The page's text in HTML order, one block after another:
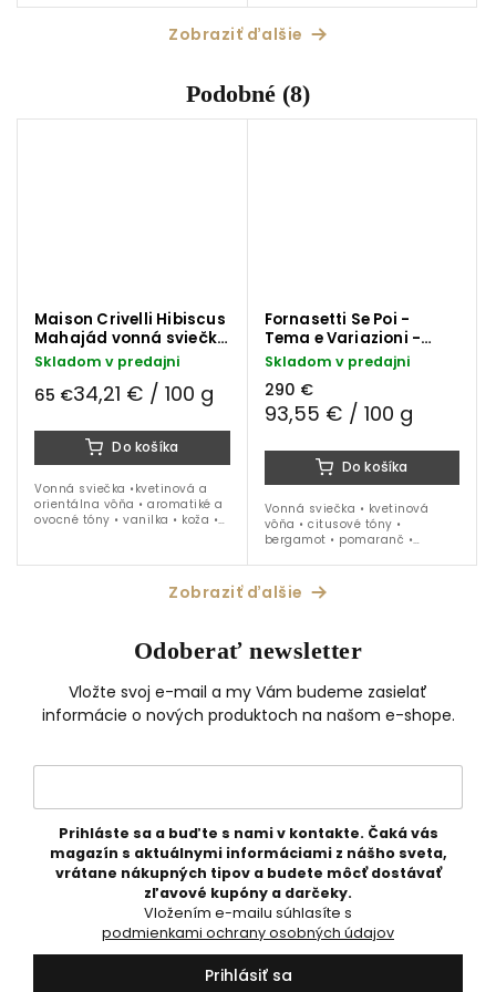
20 cm
Zobraziť ďalšie
Podobné (8)
Maison Crivelli Hibiscus
Mahajád vonná sviečka
190g
Skladom v predajni
65 €34,21 € / 100 g
Do košíka
Vonná sviečka •kvetinová a
orientálna vôňa • aromatiké a
ovocné tóny • vanilka • koža •
Fornasetti Se Poi -
Tema e Variazioni -
Frutto Proibito vonná
sviečka 310 g
Skladom v predajni
290 €
93,55 € / 100 g
Do košíka
Vonná sviečka • kvetinová
vôňa • citusové tóny •
bergamot • pomaranč •
keramika s grafikou • 310 g
náplň
Zobraziť ďalšie
Odoberať newsletter
Vložte svoj e-mail a my Vám budeme zasielať
informácie o nových produktoch na našom e-shope.
Prihláste sa a buďte s nami v kontakte. Čaká vás
magazín s aktuálnymi informáciami z nášho sveta,
vrátane nákupných tipov a budete môcť dostávať
zľavové kupóny a darčeky.
podmienkami ochrany osobných údajov
Prihlásiť sa